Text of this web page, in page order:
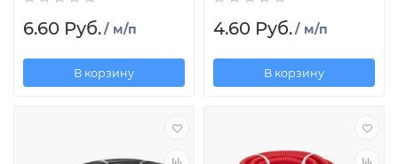
6.60 Руб./ м/п
В корзину
4.60 Руб./ м/п
В корзину